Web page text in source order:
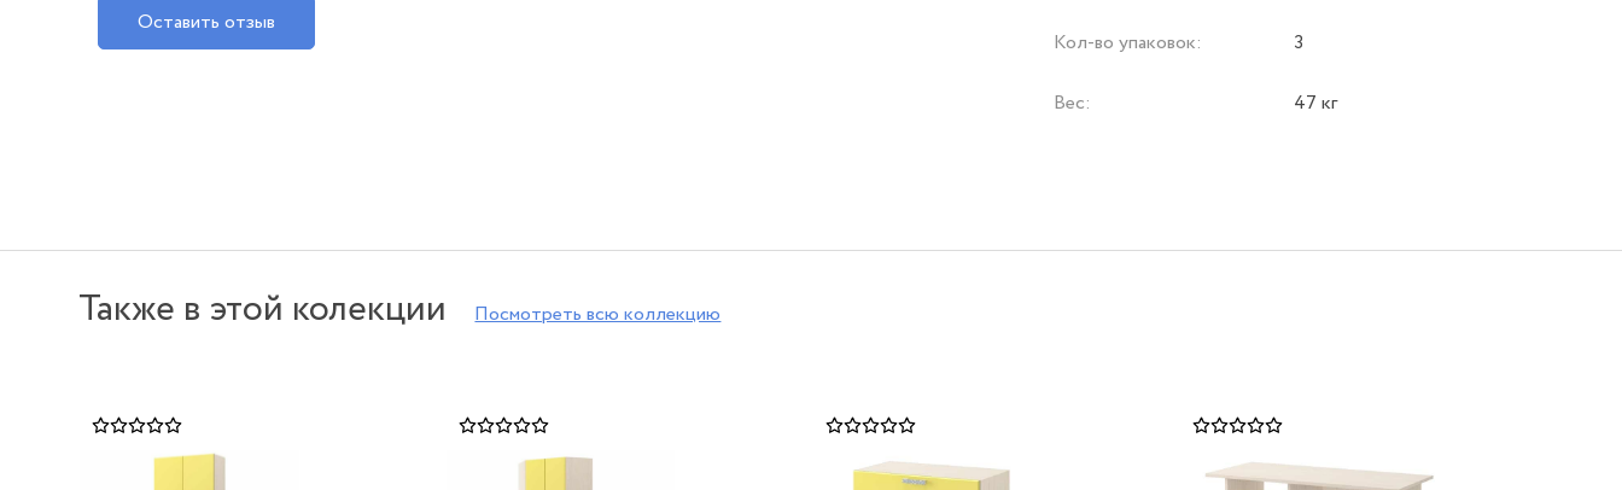
Оставить отзыв
Кол-во упаковок: 3
Вес: 47 кг
Также в этой колекции Посмотреть всю коллекцию